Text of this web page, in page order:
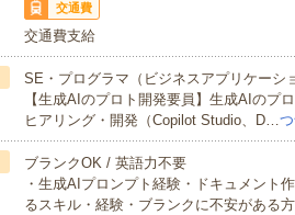
交通費
交通費支給
SE・プログラマ（ビジネスアプリケーシ
【生成AIのプロト開発要員】生成AIのプ
ヒアリング・開発（Copilot Studio、D…
ブランクOK / 英語力不要
・生成AIプロンプト経験・ドキュメント
るスキル・経験・ブランクに不安がある